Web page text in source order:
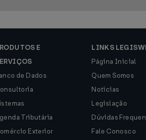
E
de Dados
Tributária
Exterior
LINKS
Página Inicial
Quem Somos
Notícias
Legislação
Dúvidas
Fale Conosco